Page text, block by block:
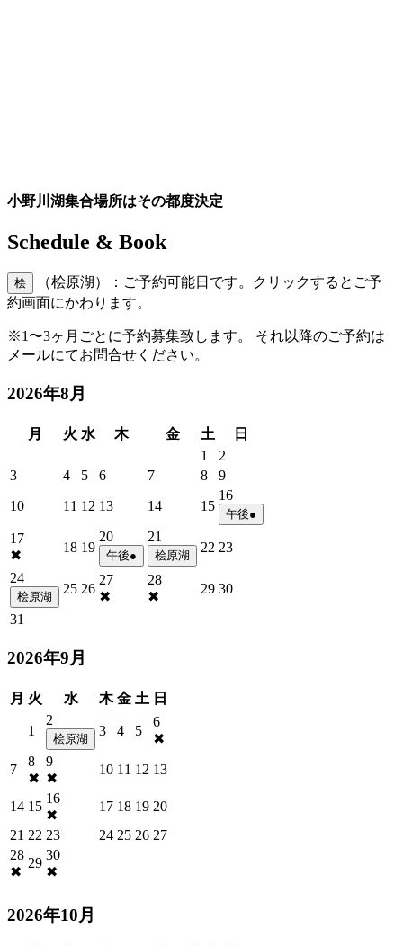
小野川湖集合場所はその都度決定
Schedule & Book
桧
（桧原湖）：ご予約可能日です。クリックするとご予
約画面にかわります。
※1〜3ヶ月ごとに予約募集致します。 それ以降のご予約は
メールにてお問合せください。
2026年8月
月 火 水 木 金 土
日
1
2
3
4 5 6 7 8
9
10
11 12 13 14 15
16
午後●
17
✖
18 19
20
午後●
21
桧原湖
22 23
24
桧原湖
25 26
27
✖
28
✖
29 30
31
2026年9月
月 火 水 木 金 土 日
1
2
桧原湖
3 4 5
6
✖
7
8
✖
9
✖
10 11 12 13
14 15
16
✖
17 18 19 20
21 22 23 24 25 26 27
28
✖
29
30
✖
2026年10月